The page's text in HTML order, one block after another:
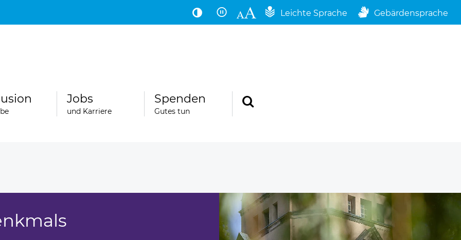
Leichte Sprache Gebärdensprache
Jobs
und Karriere
Spenden
Gutes tun